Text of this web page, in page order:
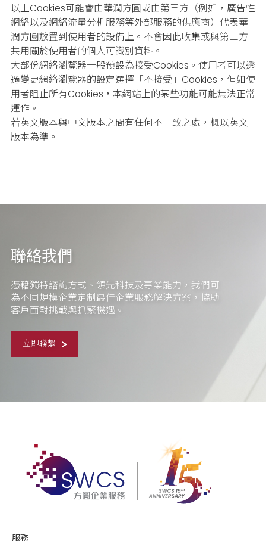
以上Cookies可能會由華潤方圓或由第三方（例如，廣告性
網絡以及網絡流量分析服務等外部服務的供應商）代表華
潤方圓放置到使用者的設備上。不會因此收集或與第三方
共用關於使用者的個人可識別資料。
大部份網絡瀏覽器一般預設為接受Cookies。使用者可以透
過變更網絡瀏覽器的設定選擇「不接受」Cookies，但如使
用者阻止所有Cookies，本網站上的某些功能可能無法正常
運作。
若英文版本與中文版本之間有任何不一致之處，概以英文
版本為準。
聯絡我們
憑藉獨特諮詢方式、領先科技及專業能力，我們可
為不同規模企業定制最佳企業服務解決方案，協助
客戶面對挑戰與抓緊機遇。
立即聯繫
服務